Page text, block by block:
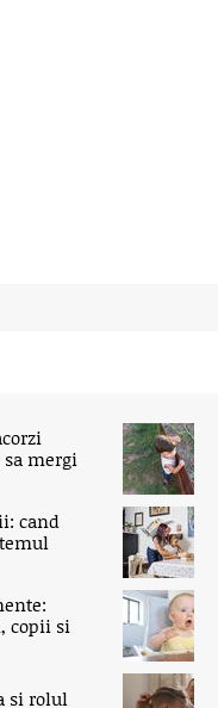
mergi
cand
copii si
si rolul